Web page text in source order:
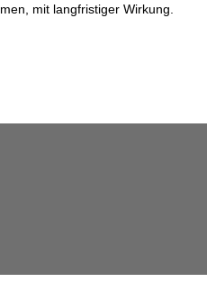
mit langfristiger Wirkung.